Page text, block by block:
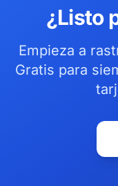
¿Listo
Empieza a
Gratis para